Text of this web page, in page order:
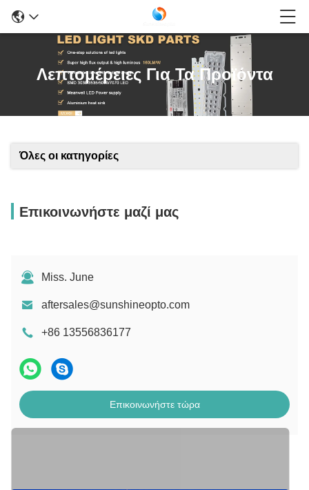
Λεπτομέρειες Για Τα Προϊόντα
Όλες οι κατηγορίες
Επικοινωνήστε μαζί μας
Miss. June
aftersales@sunshineopto.com
+86 13556836177
Επικοινωνήστε τώρα